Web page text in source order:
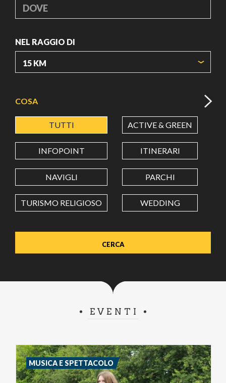
DOVE
NEL RAGGIO DI
LATITUDINE
LONGITUDINE
Value in decimal degrees. Use dot (.) as decimal separator.
COSA
TUTTI ACTIVE & GREEN
INFOPOINT ITINERARI
NAVIGLI PARCHI
TURISMO RELIGIOSO WEDDING
EVENTI
MUSICA E SPETTACOLO